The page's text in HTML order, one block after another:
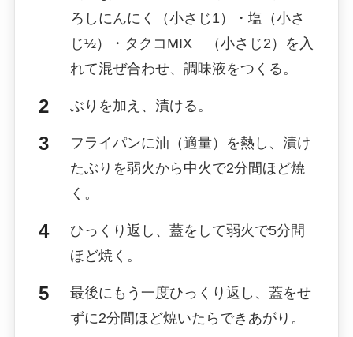
ろしにんにく（小さじ1）・塩（小さ
じ½）・タクコMIX （小さじ2）を入
れて混ぜ合わせ、調味液をつくる。
ぶりを加え、漬ける。
フライパンに油（適量）を熱し、漬け
たぶりを弱火から中火で2分間ほど焼
く。
ひっくり返し、蓋をして弱火で5分間
ほど焼く。
最後にもう一度ひっくり返し、蓋をせ
ずに2分間ほど焼いたらできあがり。